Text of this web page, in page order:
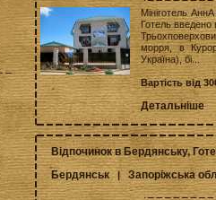
Мініготель
Готель введено
морря, в
Україна), бі...
Вартість від
Детальніше
Відпочинок в Бердянську,
Бердянськ |Запоріжська